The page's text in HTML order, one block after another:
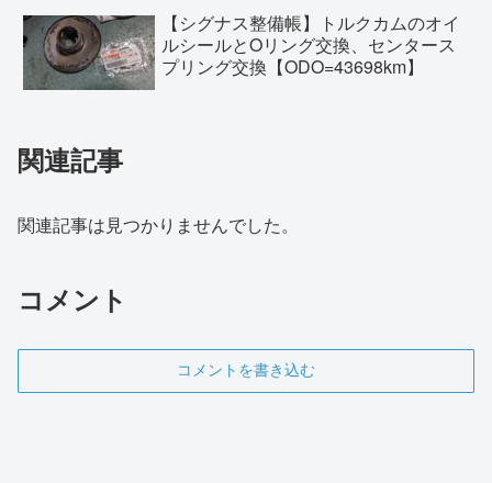
【シグナス整備帳】トルクカムのオイ
ルシールとOリング交換、センタース
プリング交換【ODO=43698km】
関連記事
関連記事は見つかりませんでした。
コメント
コメントを書き込む